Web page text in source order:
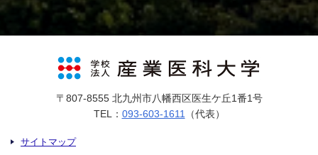
〒807-8555 北九州市八幡西区医生ケ丘1番1号
TEL： 093-603-1611 （代表）
サイトマップ